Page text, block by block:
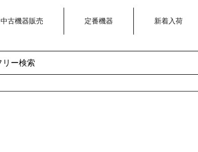
中古機器販売 定番機器 新着入荷